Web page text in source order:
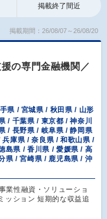
掲載終了間近
掲載期間：26/08/07～26/08/20
の専門金融機関／
県 / 宮城県 / 秋田県 / 山形
/ 千葉県 / 東京都 / 神奈川
/ 長野県 / 岐阜県 / 静岡県
庫県 / 奈良県 / 和歌山県 /
島県 / 香川県 / 愛媛県 / 高
県 / 宮崎県 / 鹿児島県 / 沖
業性融資・ソリューショ
ッション 短期的な収益追